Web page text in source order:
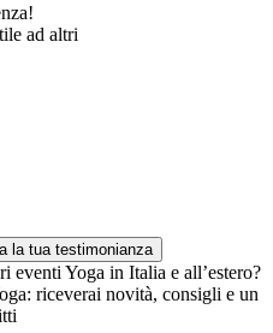
ad altri
la tua testimonianza
eventi Yoga in Italia e all’estero?
riceverai novità, consigli e un